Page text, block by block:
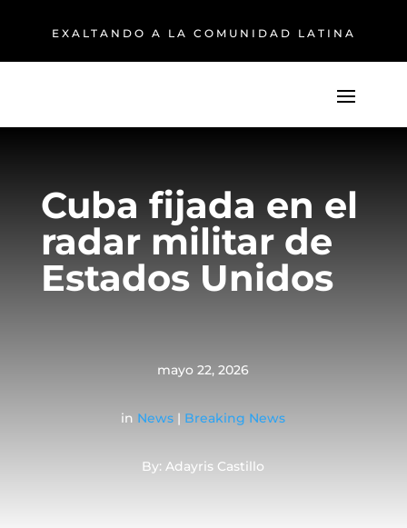
EXALTANDO A LA COMUNIDAD LATINA
Cuba fijada en el
radar militar de
Estados Unidos
mayo 22, 2026
in News | Breaking News
By: Adayris Castillo